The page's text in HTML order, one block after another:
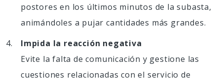
postores en los últimos minutos de la subasta,
animándoles a pujar cantidades más grandes.
Impida la reacción negativa
Evite la falta de comunicación y gestione las
cuestiones relacionadas con el servicio de